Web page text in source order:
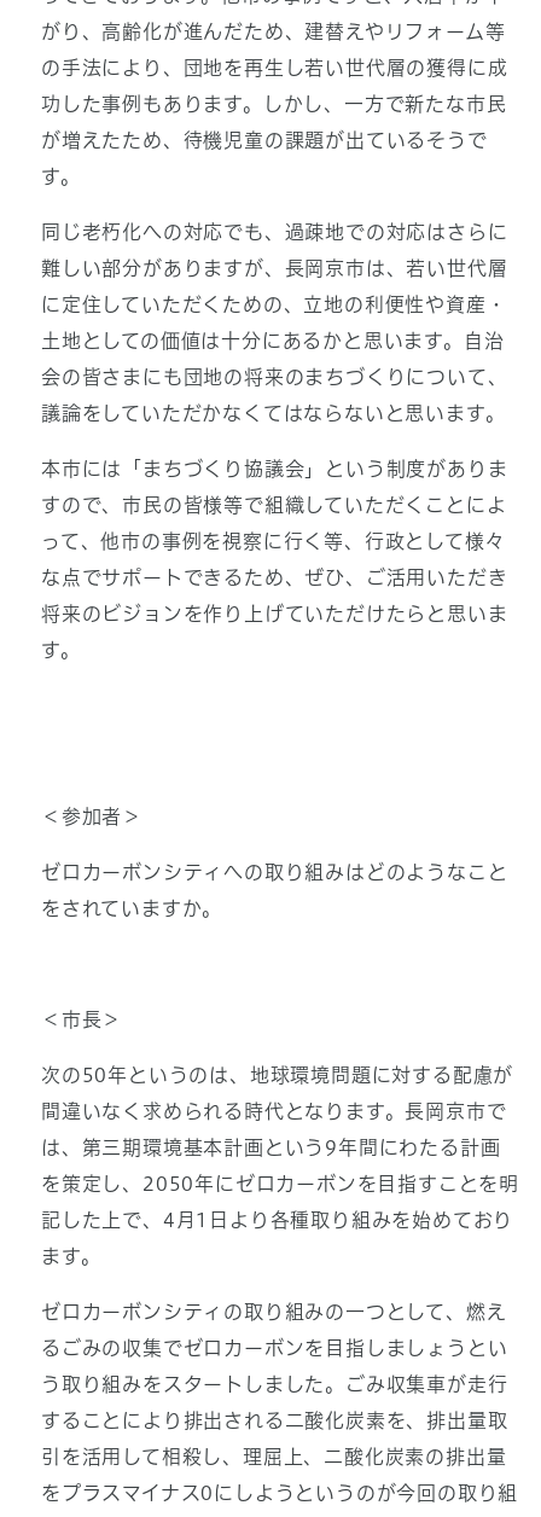
がり、高齢化が進んだため、建替えやリフォーム等
の手法により、団地を再生し若い世代層の獲得に成
功した事例もあります。しかし、一方で新たな市民
が増えたため、待機児童の課題が出ているそうで
す。
同じ老朽化への対応でも、過疎地での対応はさらに
難しい部分がありますが、長岡京市は、若い世代層
に定住していただくための、立地の利便性や資産・
土地としての価値は十分にあるかと思います。自治
会の皆さまにも団地の将来のまちづくりについて、
議論をしていただかなくてはならないと思います。
本市には「まちづくり協議会」という制度がありま
すので、市民の皆様等で組織していただくことによ
って、他市の事例を視察に行く等、行政として様々
な点でサポートできるため、ぜひ、ご活用いただき
将来のビジョンを作り上げていただけたらと思いま
す。
＜参加者＞
ゼロカーボンシティへの取り組みはどのようなこと
をされていますか。
＜市長＞
次の50年というのは、地球環境問題に対する配慮が
間違いなく求められる時代となります。長岡京市で
は、第三期環境基本計画という9年間にわたる計画
を策定し、2050年にゼロカーボンを目指すことを明
記した上で、4月1日より各種取り組みを始めており
ます。
ゼロカーボンシティの取り組みの一つとして、燃え
るごみの収集でゼロカーボンを目指しましょうとい
う取り組みをスタートしました。ごみ収集車が走行
することにより排出される二酸化炭素を、排出量取
引を活用して相殺し、理屈上、二酸化炭素の排出量
をプラスマイナス0にしようというのが今回の取り組